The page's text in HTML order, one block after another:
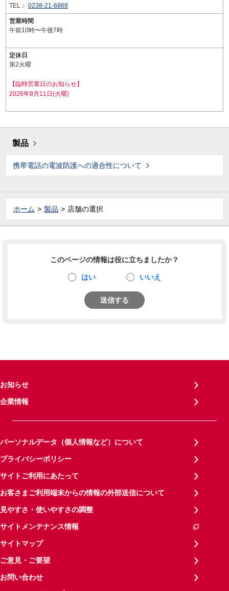
TEL： 0238-21-6868
営業時間
午前10時〜午後7時
定休日
第2火曜
【臨時営業日のお知らせ】
2026年8月11日(火曜)
製品
携帯電話の電波防護への適合性について
ホーム 製品 店舗の選択
このページの情報は役に立ちましたか？
はい いいえ
送信する
お知らせ
企業情報
パーソナルデータ（個人情報など）について
プライバシーポリシー
サイトご利用にあたって
お客さまご利用端末からの情報の外部送信について
見やすさ・使いやすさの調整
サイトメンテナンス情報
サイトマップ
ご意見・ご要望
お問い合わせ